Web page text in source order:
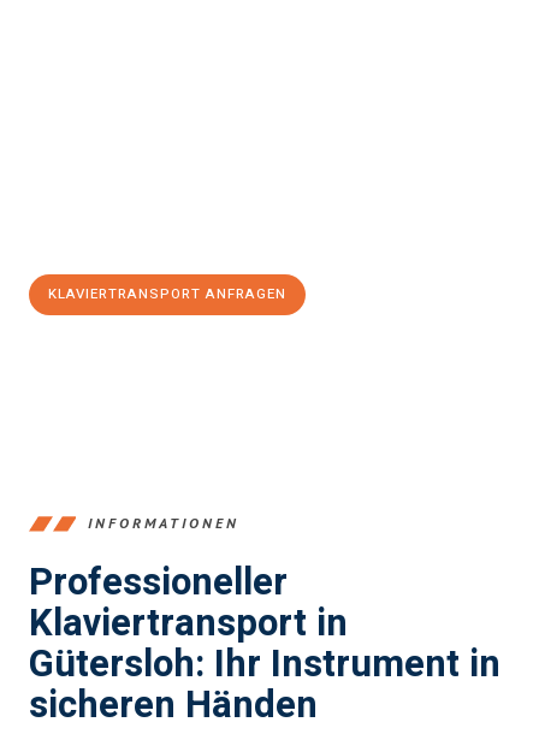
KLAVIERTRANSPORT ANFRAGEN
INFORMATIONEN
Professioneller
Klaviertransport in
Gütersloh: Ihr Instrument in
sicheren Händen